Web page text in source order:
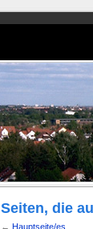
Seiten, die
← Hauptseite/es